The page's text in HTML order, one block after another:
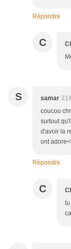
Répondre
C
S samar
coucou
surtout
d'avoir la
ont
Répondre
C